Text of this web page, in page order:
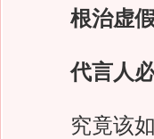
根治虚
代言人
究竟该如